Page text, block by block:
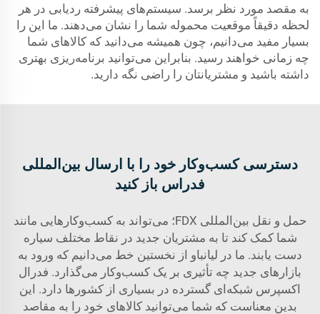
به مقصد مورد نظر برسد. سیستم‌های پیشرفته ردیابی در هر
لحظه دقیقاً موقعیت محموله شما را نشان می‌دهند. ما این را
بسیار مفید می‌دانیم، چون همیشه می‌دانید که کالاهای شما
چه زمانی خواهند رسید. بنابراین می‌توانید برنامه‌ریزی بهتری
داشته باشید و مشتریانتان را راضی نگه دارید.
دسترسی کسب‌وکار خود را با ارسال بین‌المللی
فدراس باز کنید
حمل و نقل بین‌المللی FDX؛ می‌تواند به کسب‌وکارهایی مانند
شما کمک کند تا به مشتریان جدید در نقاط مختلف سیاره
دست یابند. ما در لیانباو از نخستین خط می‌دانیم که ورود به
بازارهای جدید چه تأثیری بر یک کسب‌وکار می‌گذارد. فدرال
اکسپرس شبکه‌ای گسترده در بسیاری از کشورها دارد. این
بدین معناست که شما می‌توانید کالاهای خود را به مقاصد